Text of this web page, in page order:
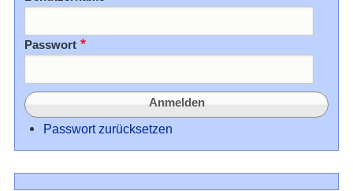
Passwort
Passwort zurücksetzen